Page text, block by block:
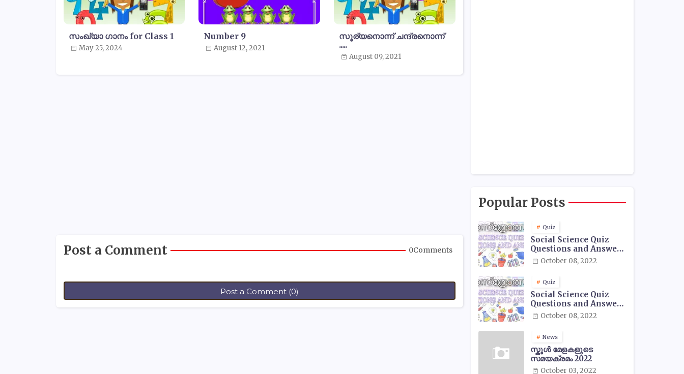
സംഖ്യാ ഗാനം for Class 1
May 25, 2024
Number 9
August 12, 2021
സൂര്യനൊന്ന് ചന്ദ്രനൊന്ന്
.....
August 09, 2021
Post a Comment 0Comments
Post a Comment (0)
Popular Posts
Quiz
Social Science Quiz
Questions and Answers
- 01October 08, 2022
Quiz
Social Science Quiz
Questions and Answers
- 02October 08, 2022
News
സ്കൂൾ മേളകളുടെ
സമയക്രമം 2022
October 03, 2022